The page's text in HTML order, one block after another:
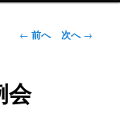
投
ビ
ゲ
← 前へ 次へ→
会